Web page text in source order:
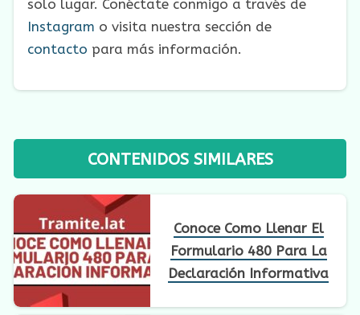
solo lugar. Conéctate conmigo a través de
Instagram o visita nuestra sección de
contacto para más información.
CONTENIDOS SIMILARES
Conoce Como Llenar El
Formulario 480 Para La
Declaración Informativa